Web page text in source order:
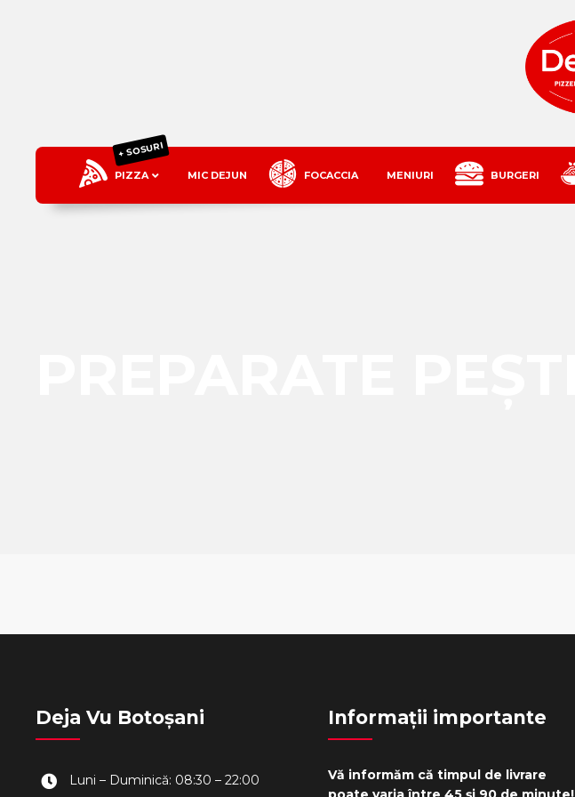
PIZZA
+ SOSURI
MIC DEJUN FOCACCIA MENIURI BURGERI
Deja Vu Botoșani
Luni – Duminică: 08:30 – 22:00
Informații importante
Vă informăm că timpul de livrare